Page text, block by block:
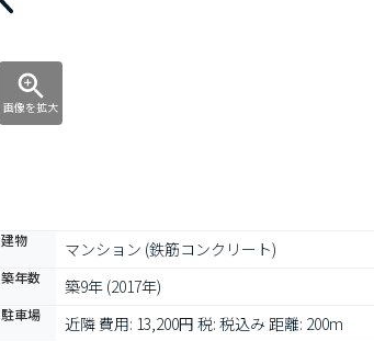
画像を拡大
建物 マンション (鉄筋コンクリート)
築年数 築9年 (2017年)
駐車場 近隣 費用: 13,200円 税: 税込み 距離: 200m